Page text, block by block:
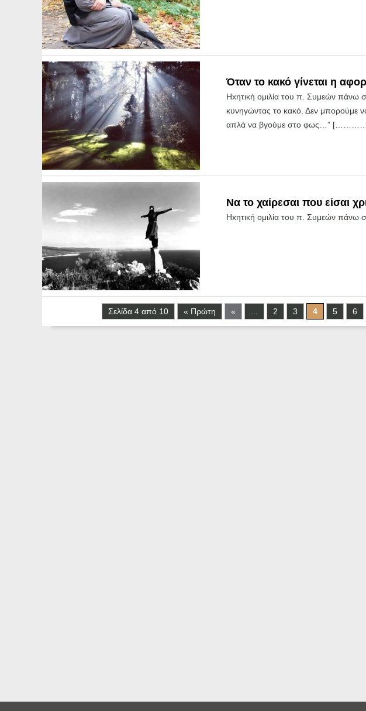
Όταν το κακό γίνεται η
Hxητική ομιλία του π. Συμεών πάνω
κυνηγώντας το κακό. Δεν μπορούμε
απλά να βγούμε στο φως…”
Να το χαίρεσαι που είσαι
Hxητική ομιλία του π. Συμεών πάνω
Σελίδα 4 από 10 « Πρώτη « 2 3 4 5 6